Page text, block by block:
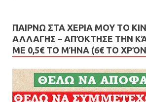
ΠΑΙΡΝΩ ΣΤΑ ΧΕΡΙΑ ΜΟΥ ΤΟ
ΑΛΛΑΓΗΣ – AΠΌΚΤΗΣΕ ΤΗΝ
ΜΕ 0,5€ ΤΟ ΜΉΝΑ (6€ ΤΟ